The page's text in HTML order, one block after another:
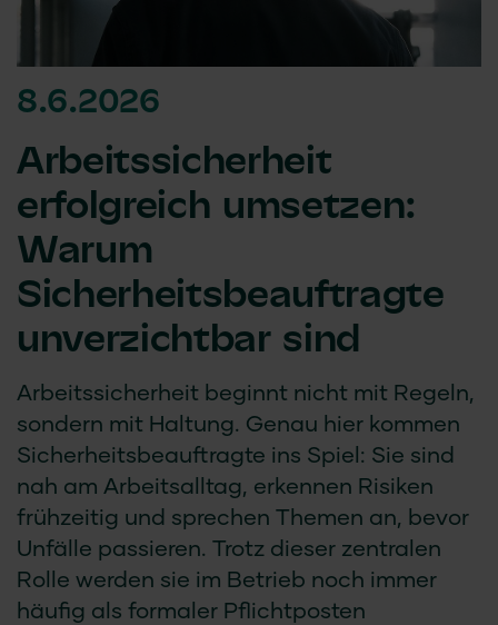
8.6.2026
Arbeitssicherheit
erfolgreich umsetzen:
Warum
Sicherheitsbeauftragte
unverzichtbar sind
Arbeitssicherheit beginnt nicht mit Regeln,
sondern mit Haltung. Genau hier kommen
Sicherheitsbeauftragte ins Spiel: Sie sind
nah am Arbeitsalltag, erkennen Risiken
frühzeitig und sprechen Themen an, bevor
Unfälle passieren. Trotz dieser zentralen
Rolle werden sie im Betrieb noch immer
häufig als formaler Pflichtposten